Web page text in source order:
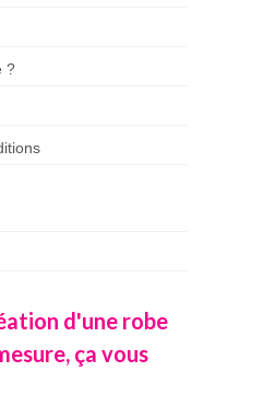
?
d'une robe
ça vous